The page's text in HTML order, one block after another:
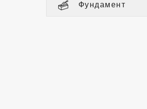
Фундамент